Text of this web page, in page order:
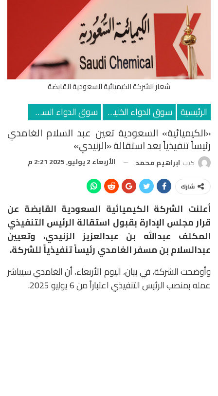
شعار الشركة الكيميائية السعودية القابضة
الرئيسية سوق الدواء الخليجي سوق الدواء السعودي
«الكيميائية» السعودية تعين عبد السلام الغامدي
رئيساً تنفيذياً بعد استقالة «الزنيدي»
كتب ابراهيم محمد الأربعاء 2 يوليو, 2025 2:21 م
شارك
أعلنت الشركة الكيميائية السعودية القابضة عن
قرار مجلس الإدارة بقبول استقالة الرئيس التنفيذي
المكلف عبدالله بن عبدالعزيز الزنيدي، وتعيين
عبدالسلام بن مسفر الغامدي رئيساً تنفيذياً للشركة.
وأوضحت الشركة، في بيان، اليوم الأربعاء، أن الغامدي سيباشر
عمله بمنصب الرئيس التنفيذي اعتباراً من 6 يوليو 2025.